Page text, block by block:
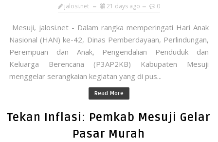
jalosi.net 21 days ago 0
Mesuji, jalosi.net - Dalam rangka memperingati Hari Anak
Nasional (HAN) ke-42, Dinas Pemberdayaan, Perlindungan,
Perempuan dan Anak, Pengendalian Penduduk dan
Keluarga Berencana (P3AP2KB) Kabupaten Mesuji
menggelar serangkaian kegiatan yang di pus...
Read More
Tekan Inflasi: Pemkab Mesuji Gelar
Pasar Murah